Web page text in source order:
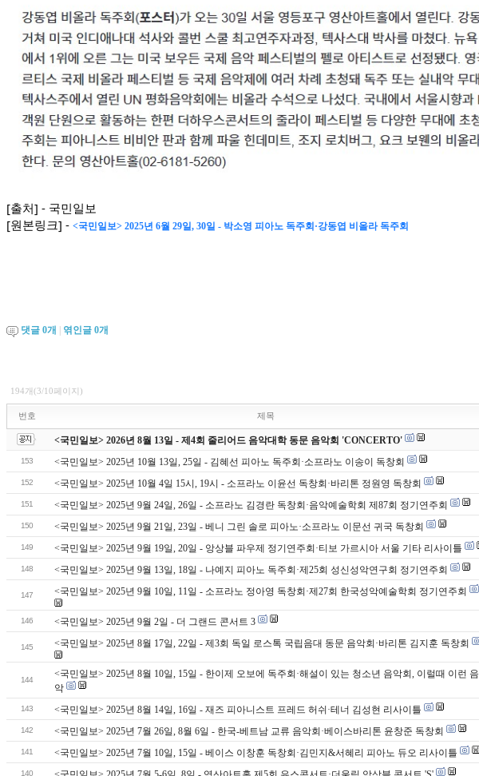
[출처] - 국민일보
[원본링크] - <국민일보> 2025년 6월 29일, 30일 - 박소영 피아노 독주회·강동엽 비올라 독주회
댓글 0개 엮인글 0개
194개(3/10페이지)
번호 제목
<국민일보> 2026년 8월 13일 - 제4회 줄리어드 음악대학 동문 음악회 'CONCERTO'
153 <국민일보> 2025년 10월 13일, 25일 - 김혜선 피아노 독주회·소프라노 이송이 독창회
152 <국민일보> 2025년 10월 4일 15시, 19시 - 소프라노 이윤선 독창회·바리톤 정원영 독창회
151 <국민일보> 2025년 9월 24일, 26일 - 소프라노 김경란 독창회·음악예술학회 제87회 정기연주회
150 <국민일보> 2025년 9월 21일, 23일 - 베니 그린 솔로 피아노·소프라노 이문선 귀국 독창회
149 <국민일보> 2025년 9월 19일, 20일 - 앙상블 파우제 정기연주회·티보 가르시아 서울 기타 리사이틀
148 <국민일보> 2025년 9월 13일, 18일 - 나예지 피아노 독주회·제25회 성신성악연구회 정기연주회
147 <국민일보> 2025년 9월 10일, 11일 - 소프라노 정아영 독창회·제27회 한국성악예술학회 정기연주회
146 <국민일보> 2025년 9월 2일 - 더 그랜드 콘서트 3
145 <국민일보> 2025년 8월 17일, 22일 - 제3회 독일 로스톡 국립음대 동문 음악회·바리톤 김지훈 독창회
144
<국민일보> 2025년 8월 10일, 15일 - 한이제 오보에 독주회·해설이 있는 청소년 음악회, 이럴때 이런 음
악
143 <국민일보> 2025년 8월 14일, 16일 - 재즈 피아니스트 프레드 허쉬·테너 김성현 리사이틀
142 <국민일보> 2025년 7월 26일, 8월 6일 - 한국-베트남 교류 음악회·베이스바리톤 윤창준 독창회
141 <국민일보> 2025년 7월 10일, 15일 - 베이스 이창훈 독창회·김민지&서혜리 피아노 듀오 리사이틀
140